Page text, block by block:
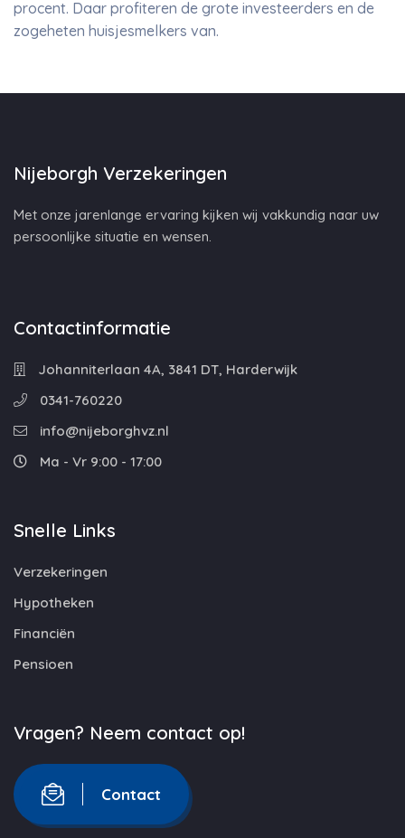
procent. Daar profiteren de grote investeerders en de
zogeheten huisjesmelkers van.
Nijeborgh Verzekeringen
Met onze jarenlange ervaring kijken wij vakkundig naar uw
persoonlijke situatie en wensen.
Contactinformatie
Johanniterlaan 4A, 3841 DT, Harderwijk
0341-760220
info@nijeborghvz.nl
Ma - Vr 9:00 - 17:00
Snelle Links
Verzekeringen
Hypotheken
Financiën
Pensioen
Vragen? Neem contact op!
Contact